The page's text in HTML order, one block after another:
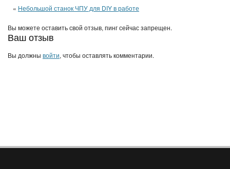
« Небольшой станок ЧПУ для DIY в работе
Вы можете оставить свой отзыв, пинг сейчас запрещен.
Ваш отзыв
Вы должны войти, чтобы оставлять комментарии.